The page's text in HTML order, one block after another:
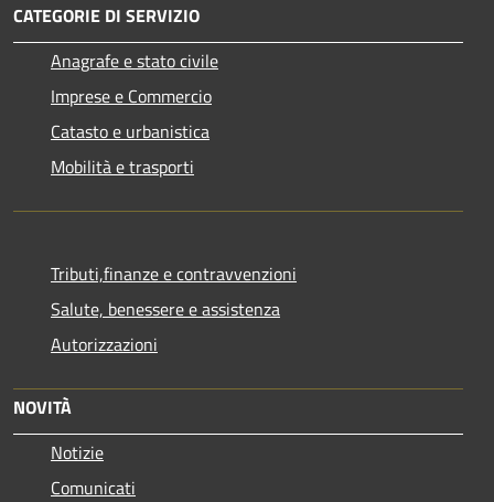
CATEGORIE DI SERVIZIO
Anagrafe e stato civile
Imprese e Commercio
Catasto e urbanistica
Mobilità e trasporti
Tributi,finanze e contravvenzioni
Salute, benessere e assistenza
Autorizzazioni
NOVITÀ
Notizie
Comunicati